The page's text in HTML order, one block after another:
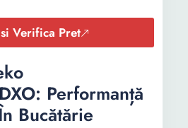
Verifica Pret
Performanță
Bucătărie